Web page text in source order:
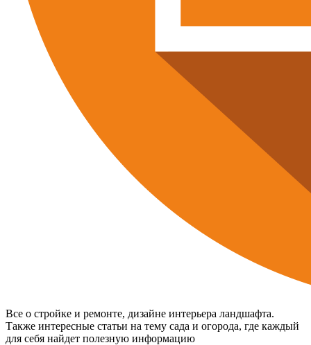
Все о стройке и ремонте, дизайне интерьера ландшафта.
Также интересные статьи на тему сада и огорода, где каждый
для себя найдет полезную информацию